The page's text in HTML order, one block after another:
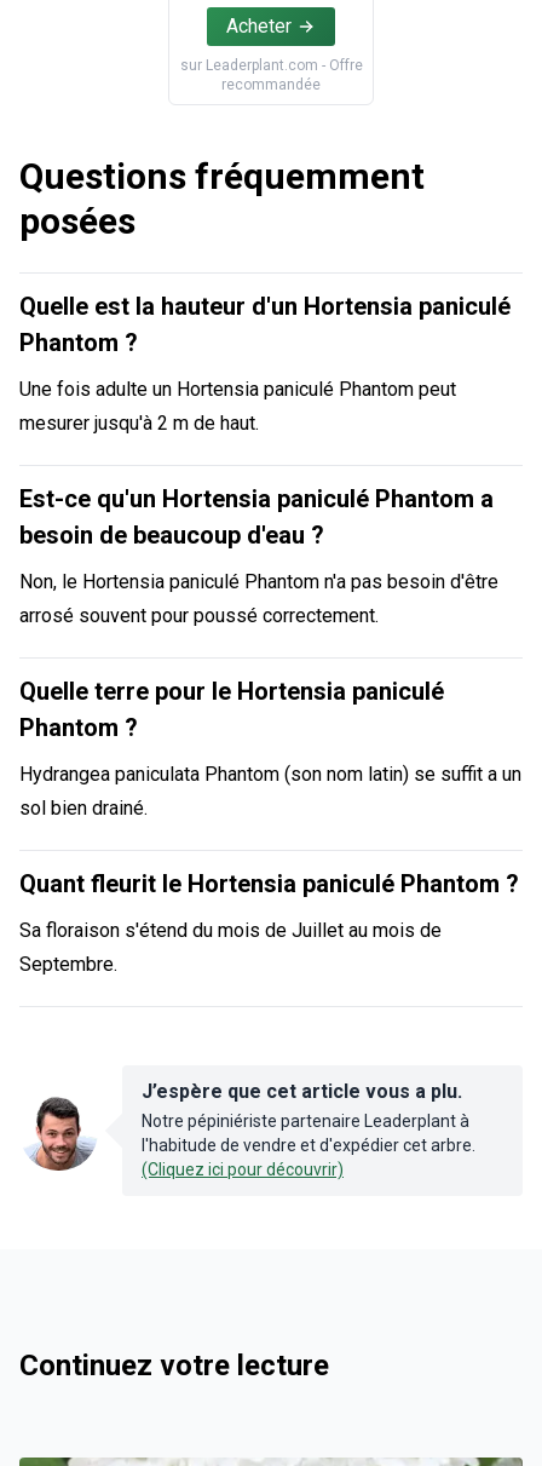
Acheter
sur Leaderplant.com - Offre
recommandée
Questions fréquemment
posées
Quelle est la hauteur d'un Hortensia paniculé
Phantom ?
Une fois adulte un Hortensia paniculé Phantom peut
mesurer jusqu'à 2 m de haut.
Est-ce qu'un Hortensia paniculé Phantom a
besoin de beaucoup d'eau ?
Non, le Hortensia paniculé Phantom n'a pas besoin d'être
arrosé souvent pour poussé correctement.
Quelle terre pour le Hortensia paniculé
Phantom ?
Hydrangea paniculata Phantom (son nom latin) se suffit a un
sol bien drainé.
Quant fleurit le Hortensia paniculé Phantom ?
Sa floraison s'étend du mois de Juillet au mois de
Septembre.
J’espère que cet article vous a plu.
Notre pépiniériste partenaire Leaderplant à
l'habitude de vendre et d'expédier cet arbre.
(Cliquez ici pour découvrir)
Continuez votre lecture